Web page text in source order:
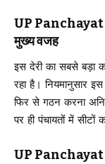
UP Panchayat
मुख्य वजह
इस देरी का सबसे बड़ा
रहा है। नियमानुसार
फिर से गठन करना
पर ही पंचायतों में सीटों
UP Panchayat